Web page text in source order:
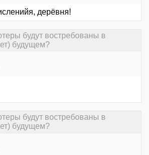
дерёвня!
будут востребованы в
будущем?
будут востребованы в
будущем?